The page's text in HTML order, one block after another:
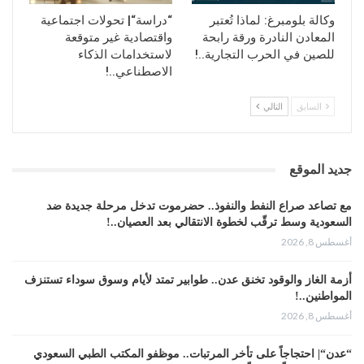
للاعبين.
ولن تحتوي منتجات CMP على مدخلات
عرض حتى يمكن إضافتها بشكل أكثر
كثافة في الأنظمة المصممة للتعدين.
وتضمن إنفيديا أيضًا أن تعمل معالجات
تعدين العملات المشفرة بجهد وتردد
أساسي أقل لتحسين متطلبات الطاقة
الكبيرة المرتبطة بتعدين الإيثيريوم.
وتقول الشركة: يمكننا باستخدام CMP
مساعدة المعدنين على بناء مراكز
البيانات الأكثر كفاءة مع الحفاظ على
وكالة بلومبرغ: لماذا تُعتبر
المعادن النادرة ورقة رابحة
للصين في الحرب التجارية..!
“دراسة“| تحولات اجتماعية
واقتصادية غير متوقعة
لاستخدامات الذكاء
الاصطناعي..!
السابق التالي
جديد الموقع
مع تصاعد صراع النفط والنفوذ.. حضرموت تدخل مرحلة جديدة ضد
السعودية وسط ترقّب لخطوة الانتقالي بعد العصيان..!
أغسطس 8, 2026
أزمة الغاز والوقود تخنق عدن.. طوابير تمتد لأيام وسوق سوداء تستنزف
المواطنين..!
أغسطس 8, 2026
“عدن“| احتجاجاً على تأخر المرتبات.. موظفو المكتب الطبي السعودي